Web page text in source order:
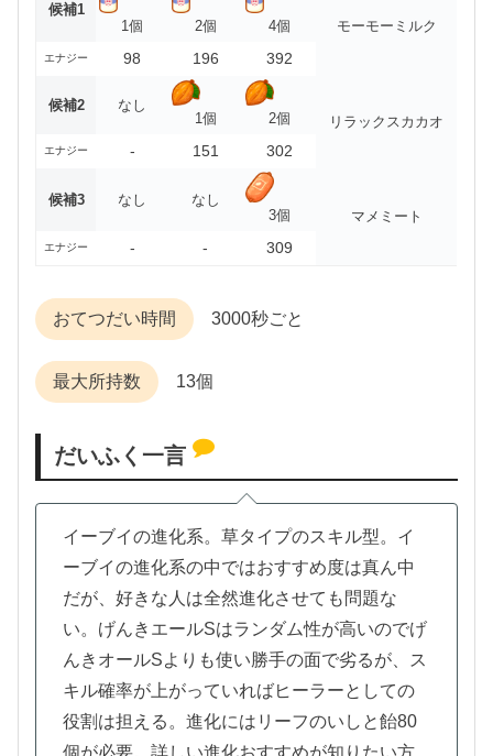
候補1
1個
2個 4個 モーモーミルク
エナジー 98 196 392
候補2
なし
1個
2個 リラックスカカオ
エナジー - 151 302
候補3 なし
なし
3個
マメミート
エナジー - - 309
おてつだい時間 3000秒ごと
最大所持数 13個
だいふく一言
イーブイの進化系。草タイプのスキル型。イ
ーブイの進化系の中ではおすすめ度は真ん中
だが、好きな人は全然進化させても問題な
い。げんきエールSはランダム性が高いのでげ
んきオールSよりも使い勝手の面で劣るが、ス
キル確率が上がっていればヒーラーとしての
役割は担える。進化にはリーフのいしと飴80
個が必要。詳しい進化おすすめが知りたい方